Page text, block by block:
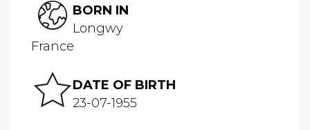
BORN IN
Longwy
France
DATE OF BIRTH
23-07-1955